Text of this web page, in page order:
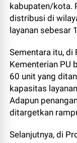
kabupaten/kota.
distribusi di
layanan sebesar
Sementara itu, di
Kementerian PU
60 unit yang
kapasitas
Adapun
ditargetkan
Selanjutnya, di